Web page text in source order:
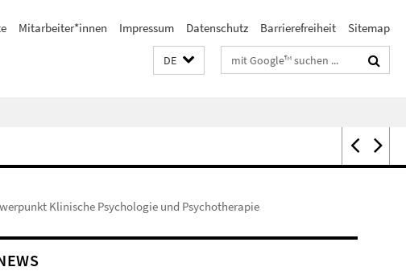
Mitarbeiter*innen Impressum Datenschutz Barrierefreiheit Sitemap
DE Suchbegriffe
Klinische Psychologie und Psychotherapie